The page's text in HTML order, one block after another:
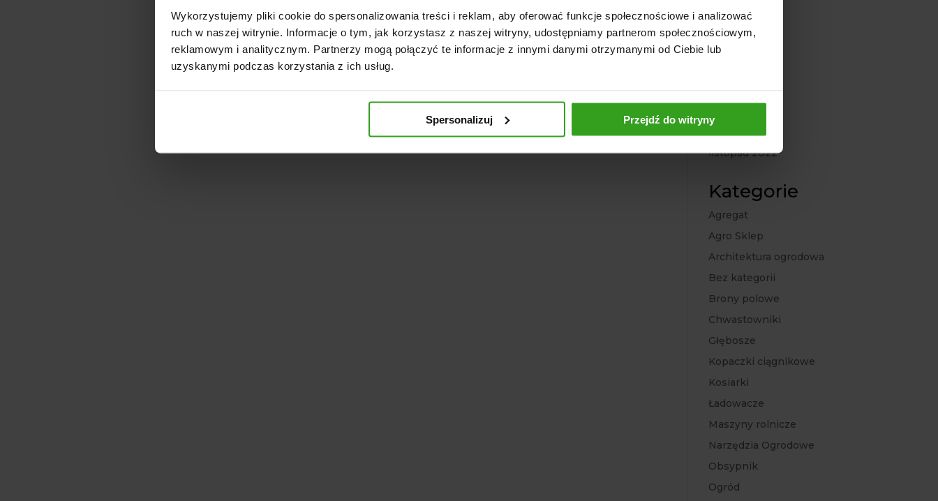
Wykorzystujemy pliki cookie do spersonalizowania treści i reklam, aby oferować funkcje społecznościowe i analizować
ruch w naszej witrynie. Informacje o tym, jak korzystasz z naszej witryny, udostępniamy partnerom społecznościowym,
reklamowym i analitycznym. Partnerzy mogą połączyć te informacje z innymi danymi otrzymanymi od Ciebie lub
uzyskanymi podczas korzystania z ich usług.
Spersonalizuj Przejdź do witryny
czerwiec 2023
maj 2023
grudzień 2022
listopad 2022
Kategorie
Agregat
Agro Sklep
Architektura ogrodowa
Bez kategorii
Brony polowe
Chwastowniki
Głębosze
Kopaczki ciągnikowe
Kosiarki
Ładowacze
Maszyny rolnicze
Narzędzia Ogrodowe
Obsypnik
Ogród